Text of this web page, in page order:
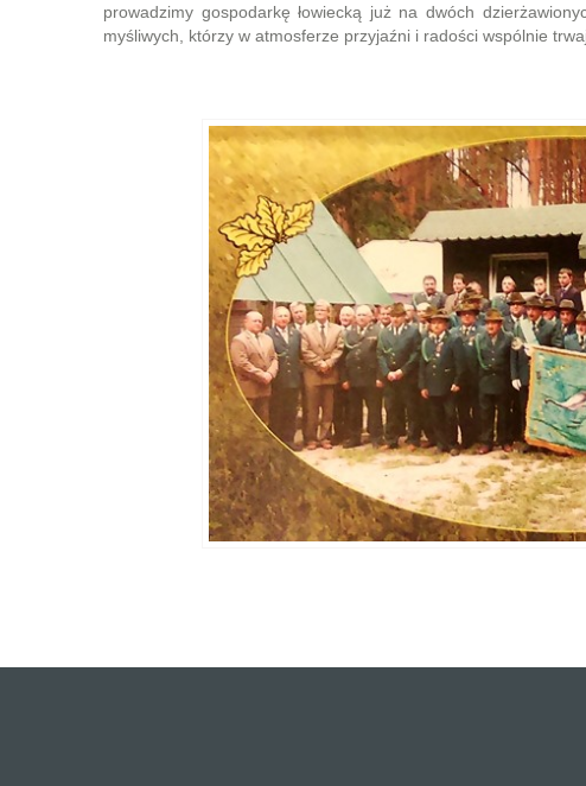
prowadzimy gospodarkę łowiecką już na dwóch
myśliwych, którzy w atmosferze przyjaźni i radości wspólnie